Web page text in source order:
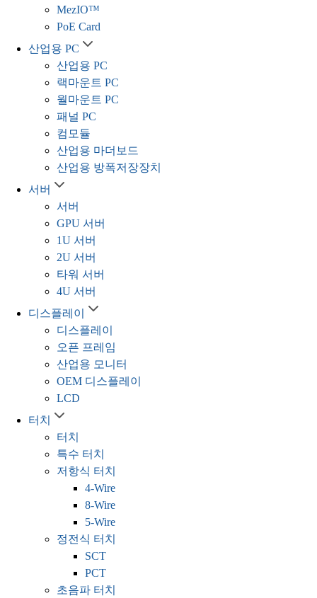
MezIO™
PoE Card
산업용 PC
산업용 PC
랙마운트 PC
월마운트 PC
패널 PC
컴모듈
산업용 마더보드
산업용 방폭저장장치
서버
서버
GPU 서버
1U 서버
2U 서버
타워 서버
4U 서버
디스플레이
디스플레이
오픈 프레임
산업용 모니터
OEM 디스플레이
LCD
터치
터치
특수 터치
저항식 터치
4-Wire
8-Wire
5-Wire
정전식 터치
SCT
PCT
초음파 터치